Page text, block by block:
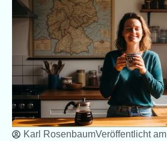
Karl RosenbaumVeröffentlicht am